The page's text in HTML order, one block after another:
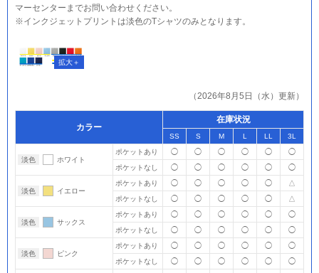
マーセンターまでお問い合わせください。
※インクジェットプリントは淡色のTシャツのみとなります。
（2026年8月5日（水）更新）
カラー
在庫状況
SS S M L LL 3L
淡色 ホワイト
ポケットあり ◯ ◯ ◯ ◯ ◯
◯
ポケットなし
◯ ◯ ◯ ◯ ◯ ◯
淡色 イエロー
ポケットあり ◯ ◯ ◯ ◯ ◯
△
ポケットなし
◯ ◯ ◯ ◯ ◯ △
淡色 サックス
ポケットあり ◯ ◯ ◯ ◯ ◯
◯
ポケットなし
◯ ◯ ◯ ◯ ◯ ◯
淡色 ピンク
ポケットあり ◯ ◯ ◯ ◯ ◯
◯
ポケットなし
◯ ◯ ◯ ◯ ◯
◯